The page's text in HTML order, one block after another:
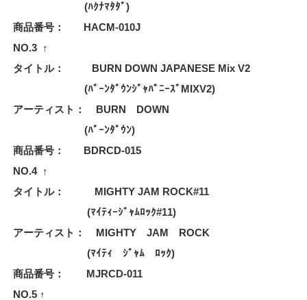
(ﾊｸﾅﾏﾀﾀﾞ)
商品番号： HACM-010J
NO.3 ↑
タイトル： BURN DOWN JAPANESE Mix V2
(ﾊﾞｰﾝﾀﾞｳﾝｼﾞｬﾊﾟﾆｰｽﾞMIXV2)
アーティスト： BURN DOWN
(ﾊﾞｰﾝﾀﾞｳﾝ)
商品番号： BDRCD-015
NO.4 ↑
タイトル： MIGHTY JAM ROCK#11
(ﾏｲﾃｨｰｼﾞｬﾑﾛｯｸ#11)
アーティスト： MIGHTY JAM ROCK
(ﾏｲﾃｨ ｼﾞｬﾑ ﾛｯｸ)
商品番号： MJRCD-011
NO.5↑